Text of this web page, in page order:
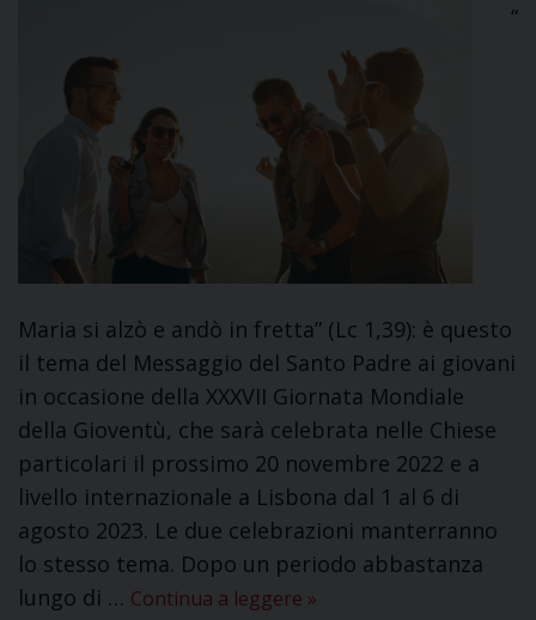
“
Maria si alzò e andò in fretta” (Lc 1,39): è questo
il tema del Messaggio del Santo Padre ai giovani
in occasione della XXXVII Giornata Mondiale
della Gioventù, che sarà celebrata nelle Chiese
particolari il prossimo 20 novembre 2022 e a
livello internazionale a Lisbona dal 1 al 6 di
agosto 2023. Le due celebrazioni manterranno
lo stesso tema. Dopo un periodo abbastanza
lungo di … Continua a leggere »